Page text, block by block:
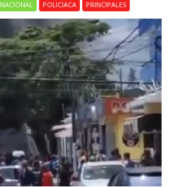
NACIONAL POLICIACA PRINCIPALES